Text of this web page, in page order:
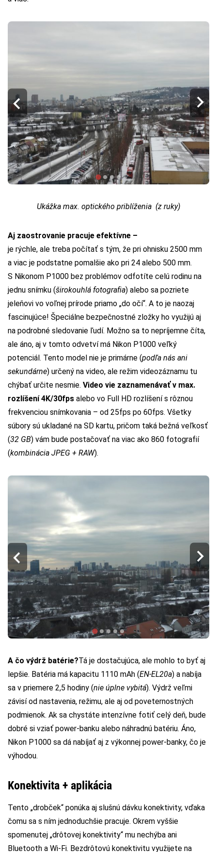
Ukážka max. optického priblíženia (z ruky)
Aj zaostrovanie pracuje efektívne –
je rýchle, ale treba počítať s tým, že pri ohnisku 2500 mm
a viac je podstatne pomalšie ako pri 24 alebo 500 mm.
S Nikonom P1000 bez problémov odfotíte celú rodinu na
jednu snímku (širokouhlá fotografia) alebo sa pozriete
jeleňovi vo voľnej prírode priamo „do očí“. A to je naozaj
fascinujúce! Špeciálne bezpečnostné zložky ho využijú aj
na podrobné sledovanie ľudí. Možno sa to nepríjemne číta,
ale áno, aj v tomto odvetví má Nikon P1000 veľký
potenciál. Tento model nie je primárne (podľa nás ani
sekundárne) určený na video, ale režim videozáznamu tu
chýbať určite nesmie. Video vie zaznamenávať v max.
rozlíšení 4K/30fps alebo vo Full HD rozlíšení s rôznou
frekvenciou snímkovania – od 25fps po 60fps. Všetky
súbory sú ukladané na SD kartu, pričom taká bežná veľkosť
(32 GB) vám bude postačovať na viac ako 860 fotografií
(kombinácia JPEG + RAW).
A čo výdrž batérie?Tá je dostačujúca, ale mohlo to byť aj
lepšie. Batéria má kapacitu 1110 mAh (EN-EL20a) a nabíja
sa v priemere 2,5 hodiny (nie úplne vybitá). Výdrž veľmi
závisí od nastavenia, režimu, ale aj od poveternostných
podmienok. Ak sa chystáte intenzívne fotiť celý deň, bude
dobré si vziať power-banku alebo náhradnú batériu. Áno,
Nikon P1000 sa dá nabíjať aj z výkonnej power-banky, čo je
výhodou.
Konektivita + aplikácia
Tento „drobček“ ponúka aj slušnú dávku konektivity, vďaka
čomu sa s ním jednoduchšie pracuje. Okrem vyššie
spomenutej „drôtovej konektivity“ mu nechýba ani
Bluetooth a Wi-Fi. Bezdrôtovú konektivitu využijete na